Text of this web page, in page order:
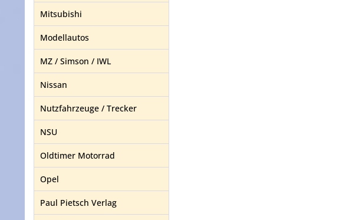
Mitsubishi
Modellautos
MZ / Simson / IWL
Nissan
Nutzfahrzeuge / Trecker
NSU
Oldtimer Motorrad
Opel
Paul Pietsch Verlag